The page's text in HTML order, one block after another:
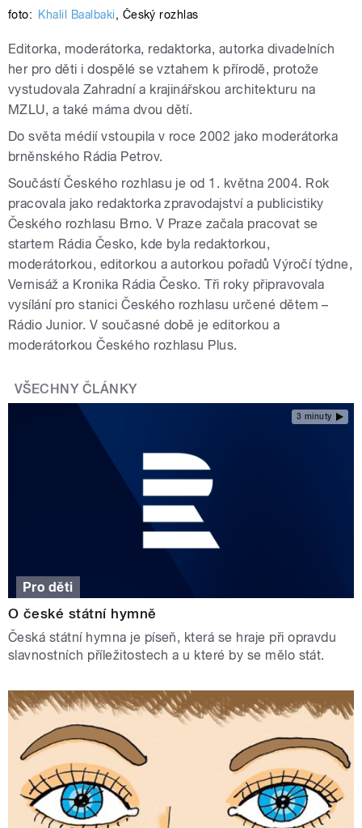
foto: Khalil Baalbaki, Český rozhlas
Editorka, moderátorka, redaktorka, autorka divadelních
her pro děti i dospělé se vztahem k přírodě, protože
vystudovala Zahradní a krajinářskou architekturu na
MZLU, a také máma dvou dětí.
Do světa médií vstoupila v roce 2002 jako moderátorka
brněnského Rádia Petrov.
Součástí Českého rozhlasu je od 1. května 2004. Rok
pracovala jako redaktorka zpravodajství a publicistiky
Českého rozhlasu Brno. V Praze začala pracovat se
startem Rádia Česko, kde byla redaktorkou,
moderátorkou, editorkou a autorkou pořadů Výročí týdne,
Vernisáž a Kronika Rádia Česko. Tři roky připravovala
vysílání pro stanici Českého rozhlasu určené dětem –
Rádio Junior. V současné době je editorkou a
moderátorkou Českého rozhlasu Plus.
VŠECHNY ČLÁNKY
3 minuty
Pro děti
O české státní hymně
Česká státní hymna je píseň, která se hraje při opravdu
slavnostních příležitostech a u které by se mělo stát.